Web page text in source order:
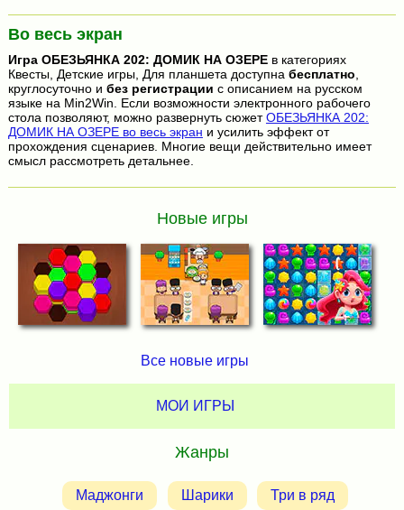
Во весь экран
Игра ОБЕЗЬЯНКА 202: ДОМИК НА ОЗЕРЕв категориях
Квесты, Детские игры, Для планшета доступна бесплатно
круглосуточно и без регистрации с описанием на русском
языке на Min2Win. Если возможности электронного рабочего
стола позволяют, можно развернуть сюжетОБЕЗЬЯНКА 202:
ДОМИК НА ОЗЕРЕ во весь экран и усилить эффект от
прохождения сценариев. Многие вещи действительно имеет
смысл рассмотреть детальнее.
Новые игры
Все новые игры
МОИ ИГРЫ
Жанры
Маджонги Шарики Три в ряд